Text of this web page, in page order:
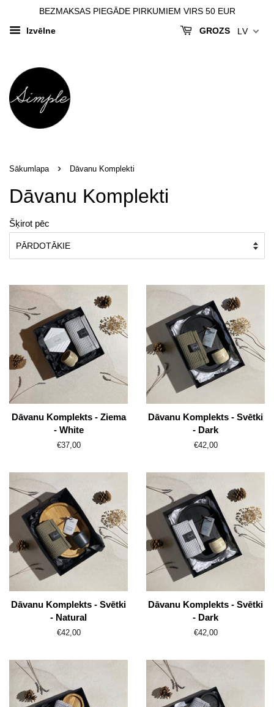
BEZMAKSAS PIEGĀDE PIRKUMIEM VIRS 50 EUR
Izvēlne LV
GROZS
Sākumlapa › Dāvanu Komplekti
Dāvanu Komplekti
Šķirot pēc
Dāvanu Komplekts - Ziema
- White
Parasti
€37,00
Dāvanu Komplekts - Svētki
- Dark
Parasti
€42,00
Dāvanu Komplekts - Svētki
- Natural
Parasti
€42,00
Dāvanu Komplekts - Svētki
- Dark
Parasti
€42,00